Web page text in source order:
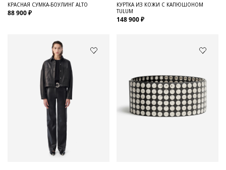
КРАСНАЯ СУМКА-БОУЛИНГ ALTO
88 900 ₽
КУРТКА ИЗ КОЖИ С КАПЮШОНОМ
TULUM
148 900 ₽